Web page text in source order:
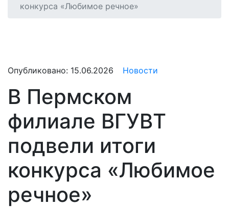
конкурса «Любимое речное»
Опубликовано: 15.06.2026 Новости
В Пермском
филиале ВГУВТ
подвели итоги
конкурса «Любимое
речное»